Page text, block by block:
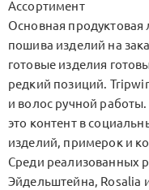
Ассортимент
Основная продуктовая
пошива изделий на
готовые изделия
редкий позиций.
и волос ручной
это контент в
изделий, примерок и
Среди реализованных
Эйдельштейна, Rosalia